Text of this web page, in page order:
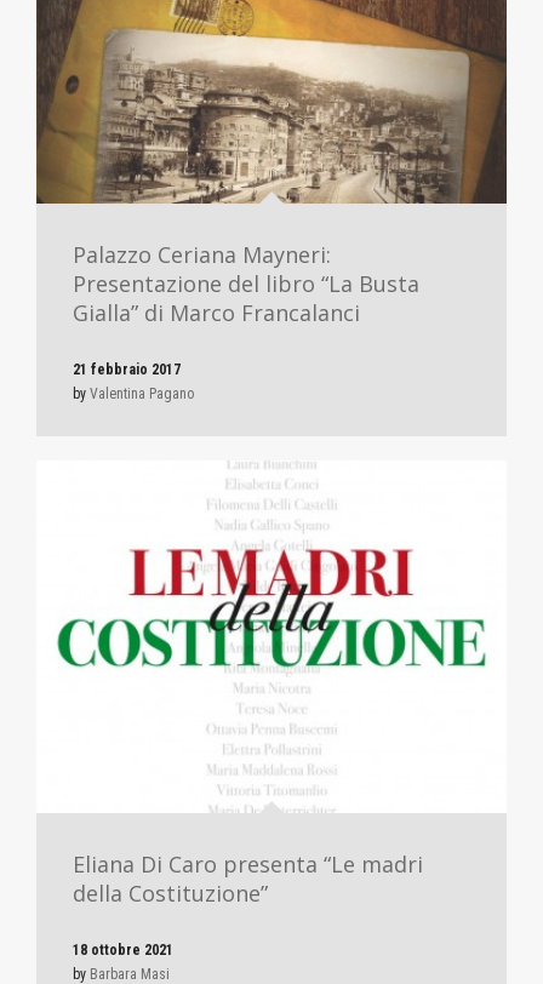
Palazzo Ceriana Mayneri:
Presentazione del libro “La Busta
Gialla” di Marco Francalanci
21 febbraio 2017
by Valentina Pagano
Eliana Di Caro presenta “Le madri
della Costituzione”
18 ottobre 2021
by Barbara Masi